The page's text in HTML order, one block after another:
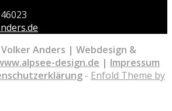
Anders | Webdesign &
design.de | Impressum
- Enfold Theme by